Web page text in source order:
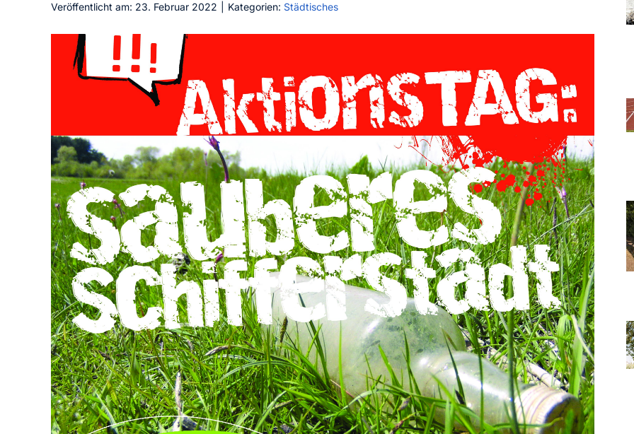
Veröffentlicht am: 23. Februar 2022 Kategorien: Städtisches